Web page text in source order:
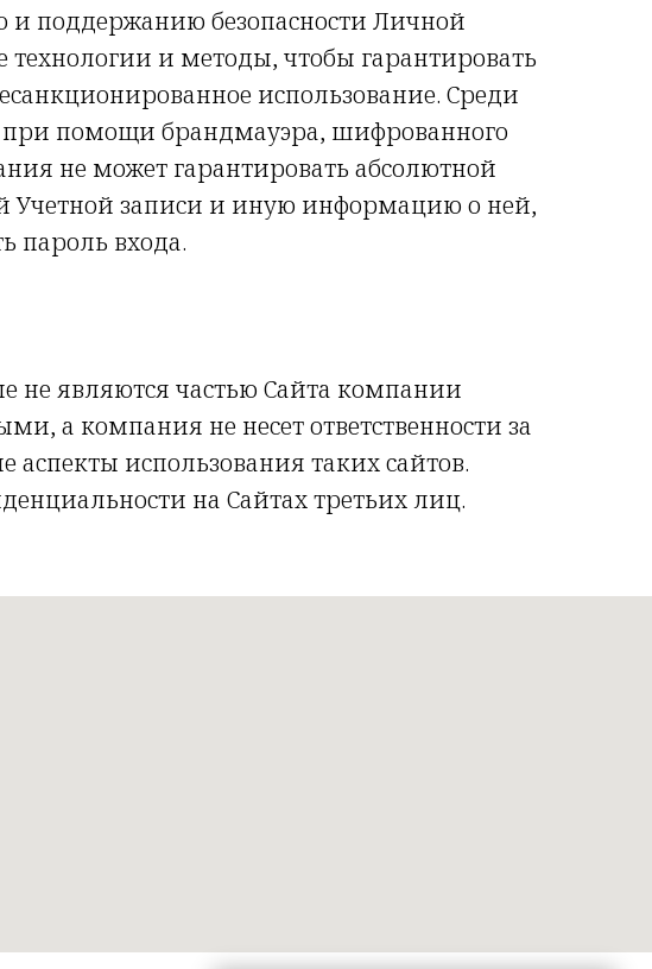
поддержанию безопасности Личной
и методы, чтобы гарантировать
использование. Среди
при помощи брандмауэра, шифрованного
не может гарантировать абсолютной
Учетной записи и иную информацию о ней,
пароль входа.
не являются частью Сайта компании
а компания не несет ответственности за
использования таких сайтов.
на Сайтах третьих лиц.